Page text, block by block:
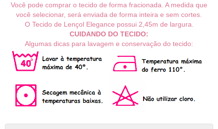
Você pode comprar o tecido de forma fracionada. A medida que
você selecionar, será enviada de forma inteira e sem cortes.
O Tecido de Lençol Elegance possui 2,45m de largura.
CUIDANDO DO TECIDO:
Algumas dicas para lavagem e conservação do tecido: